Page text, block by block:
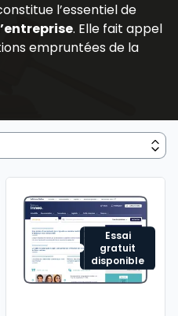
l’essentiel de
. Elle fait appel
empruntées de la
fiscalité, cadre
de la
...
Essai
gratuit
disponible